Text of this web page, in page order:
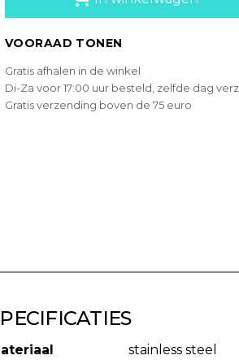
VOORAAD TONEN
Gratis afhalen in de winkel
Di-Za voor 17:00 uur besteld, zelfde dag
Gratis verzending boven de 75 euro
stainless steel